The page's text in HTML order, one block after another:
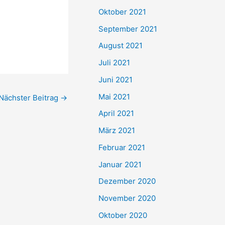
Beitrag →
e
n
h
:
Oktober 2021
September 2021
August 2021
Juli 2021
Juni 2021
Mai 2021
April 2021
März 2021
Februar 2021
Januar 2021
Dezember 2020
November 2020
Oktober 2020